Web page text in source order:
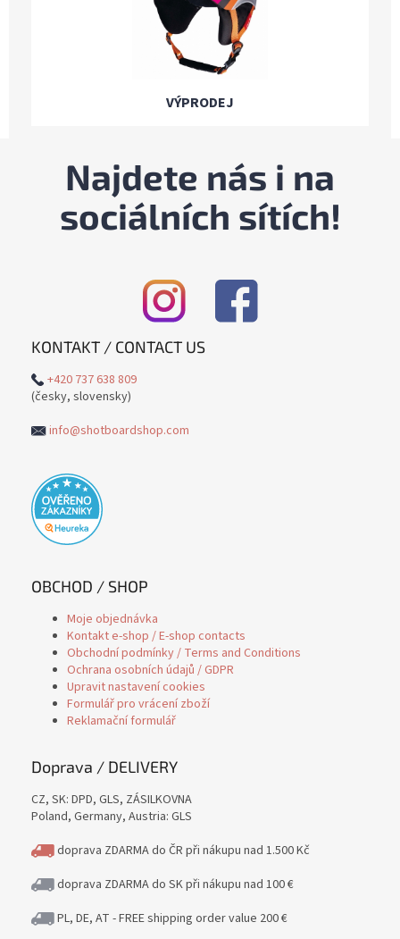
VÝPRODEJ
Najdete nás i na
sociálních sítích!
KONTAKT / CONTACT US
+420 737 638 809
(česky, slovensky)
info@shotboardshop.com
OBCHOD / SHOP
Moje objednávka
Kontakt e-shop / E-shop contacts
Obchodní podmínky / Terms and Conditions
Ochrana osobních údajů / GDPR
Upravit nastavení cookies
Formulář pro vrácení zboží
Reklamační formulář
Doprava / DELIVERY
CZ, SK: DPD, GLS, ZÁSILKOVNA
Poland, Germany, Austria: GLS
doprava ZDARMA do ČR při nákupu nad 1.500 Kč
doprava ZDARMA do SK při nákupu nad 100 €
PL, DE, AT - FREE shipping order value 200 €